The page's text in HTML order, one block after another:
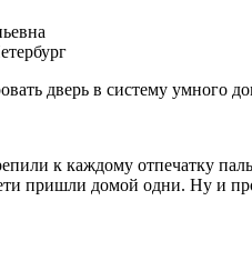
дверь в систему умного
к каждому отпечатку
пришли домой одни. Ну и